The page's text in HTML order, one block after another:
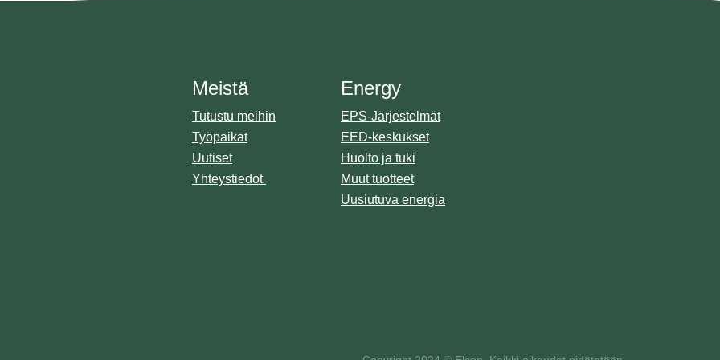
Meistä
Tutustu meihin
Työpaikat
Uutiset
Yhteystiedot
Energy
EPS-Järjestelmät
EED-keskukset
Huolto ja tuki
Muut tuotteet
Uusiutuva energia